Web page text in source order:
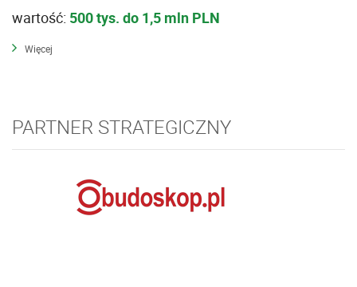
wartość: 500 tys. do 1,5 mln PLN
Więcej
PARTNER STRATEGICZNY